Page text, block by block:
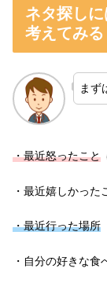
ネタ探し
考えてみる
まず
・最近怒ったこと
・最近嬉しかった
・最近行った場所
・自分の好きな食